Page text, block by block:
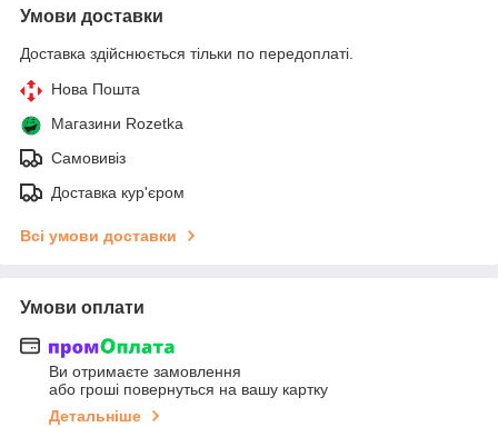
Умови доставки
Доставка здійснюється тільки по передоплаті.
Нова Пошта
Магазини Rozetka
Самовивіз
Доставка кур'єром
Всі умови доставки
Умови оплати
Ви отримаєте замовлення
або гроші повернуться на вашу картку
Детальніше